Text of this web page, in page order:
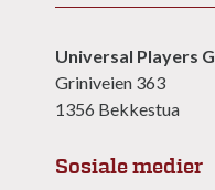
Universal Players
Griniveien 363
1356 Bekkestua
Sosiale medier